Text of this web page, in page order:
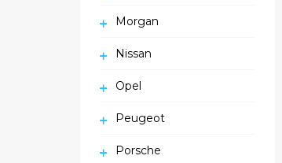
Morgan
Nissan
Opel
Peugeot
Porsche